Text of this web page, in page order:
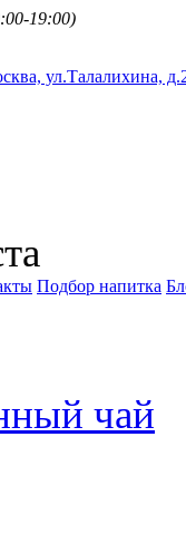
19:00)
ул.Талалихина,
Подбор напитка
чай